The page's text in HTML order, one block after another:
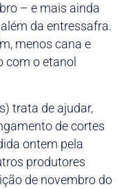
– e mais ainda
da entressafra.
menos cana e
com o etanol
trata de ajudar,
de cortes
ontem pela
produtores
de novembro do